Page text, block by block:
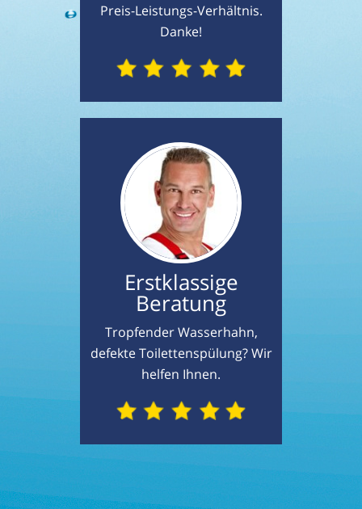
Preis-Leistungs-Verhältnis.
Danke!
Erstklassige
Beratung
Tropfender Wasserhahn,
defekte Toilettenspülung? Wir
helfen Ihnen.